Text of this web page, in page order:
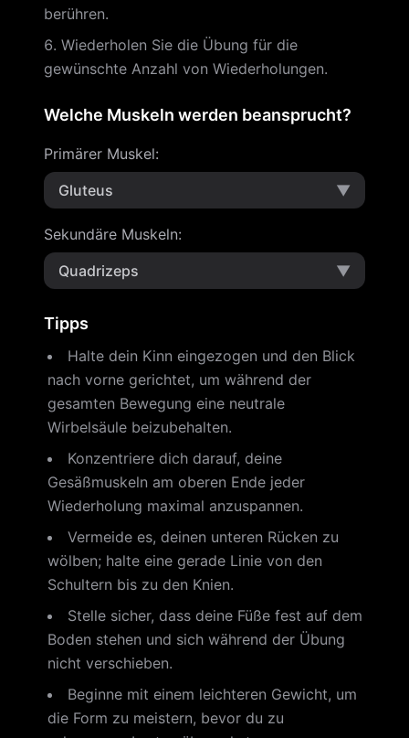
berühren.
Wiederholen Sie die Übung für die
gewünschte Anzahl von Wiederholungen.
Welche Muskeln werden beansprucht?
Primärer Muskel:
Gluteus
▼
Sekundäre Muskeln:
Quadrizeps
▼
Tipps
Halte dein Kinn eingezogen und den Blick
nach vorne gerichtet, um während der
gesamten Bewegung eine neutrale
Wirbelsäule beizubehalten.
Konzentriere dich darauf, deine
Gesäßmuskeln am oberen Ende jeder
Wiederholung maximal anzuspannen.
Vermeide es, deinen unteren Rücken zu
wölben; halte eine gerade Linie von den
Schultern bis zu den Knien.
Stelle sicher, dass deine Füße fest auf dem
Boden stehen und sich während der Übung
nicht verschieben.
Beginne mit einem leichteren Gewicht, um
die Form zu meistern, bevor du zu